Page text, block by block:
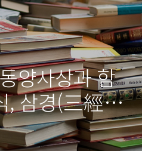
양사상과 함
, 삼경(三經)
역경